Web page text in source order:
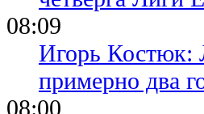
08:09
Игорь Костюк:
примерно два
08:00